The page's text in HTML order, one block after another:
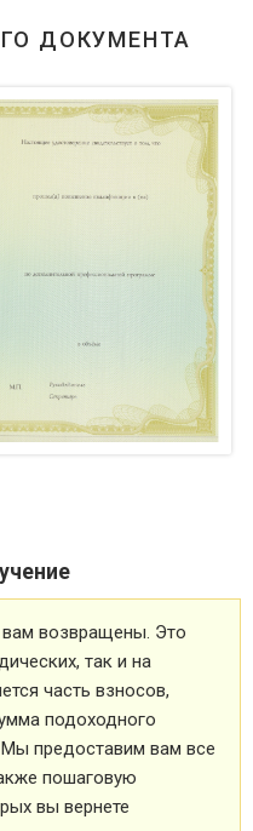
ДОКУМЕНТА
вам возвращены. Это
так и на
часть взносов,
подоходного
Мы предоставим вам все
пошаговую
вы вернете